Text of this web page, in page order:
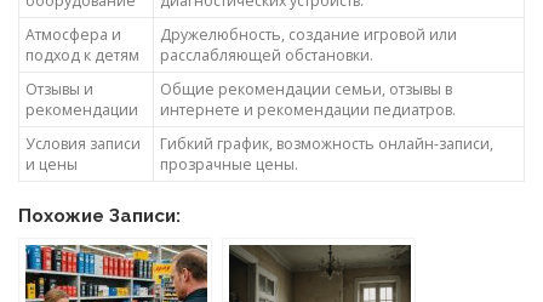
Атмосфера и
подход к детям
Дружелюбность, создание игровой или
расслабляющей обстановки.
Отзывы и
рекомендации
Общие рекомендации семьи, отзывы в
интернете и рекомендации педиатров.
Условия записи
и цены
Гибкий график, возможность онлайн-записи,
прозрачные цены.
Похожие Записи: